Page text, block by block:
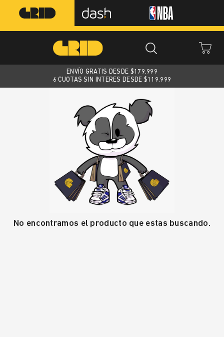
ENVÍO GRATIS DESDE $179.999
6 CUOTAS SIN INTERES DESDE $119.999
No encontramos el producto que estas buscando.